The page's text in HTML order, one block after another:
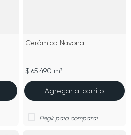
Cerámica Navona
$ 65.490 m²
Agregar al carrito